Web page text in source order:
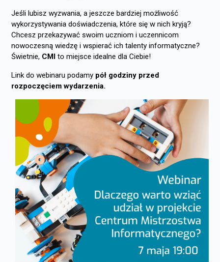
Jeśli lubisz wyzwania, a jeszcze bardziej możliwość
wykorzystywania doświadczenia, które się w nich kryją?
Chcesz przekazywać swoim uczniom i uczennicom
nowoczesną wiedzę i wspierać ich talenty informatyczne?
Świetnie, CMI to miejsce idealne dla Ciebie!
Link do webinaru podamy pół godziny przed
rozpoczęciem wydarzenia.